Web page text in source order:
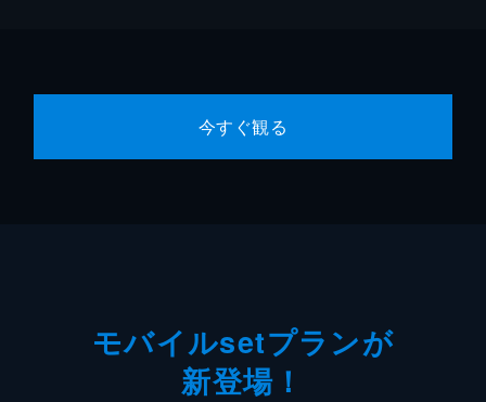
今すぐ観る
モバイルsetプランが
新登場！